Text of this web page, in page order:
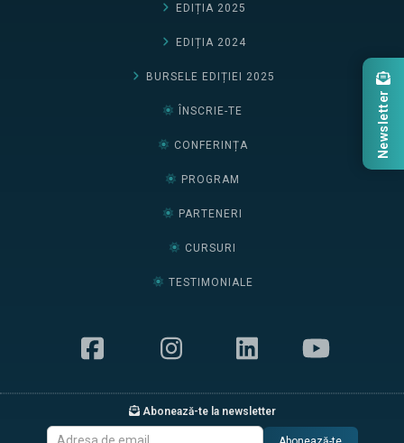
EDIȚIA 2025
EDIȚIA 2024
BURSELE EDIȚIEI 2025
ÎNSCRIE-TE
CONFERINȚA
PROGRAM
PARTENERI
CURSURI
TESTIMONIALE
Abonează-te la newsletter
Newsletter